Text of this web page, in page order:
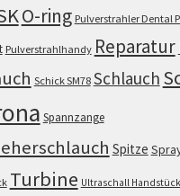
O-ring Pulverstrahler Dental
Pulverstrahlhandy Reparatur
Schick SM78 Schlauch
Spannzange
Spitze
Turbine Ultraschall Handstück